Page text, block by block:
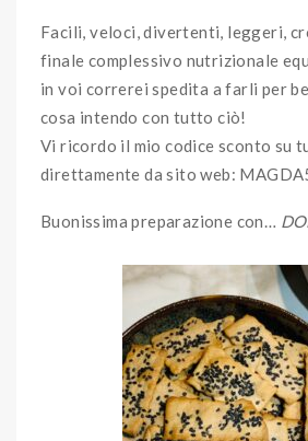
Facili, veloci, divertenti, leggeri,
finale complessivo nutrizionale
in voi correrei spedita a farli per
cosa intendo con tutto ciò!
Vi ricordo il mio codice sconto su
direttamente da sito web:
Buonissima preparazione con…